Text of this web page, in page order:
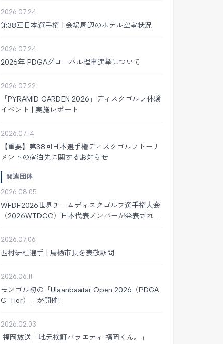
2026.07.24
第38回日本選手権 | 会場周辺のホテル空室状況
2026.07.24
2026年 PDGAグローバル理事選挙について
2026.07.22
「PYRAMID GARDEN 2026」ディスクゴルフ体験
イベント | 実施レポート
2026.07.14
【重要】第38回日本選手権ディスクゴルフトーナ
メントの宿泊先に関するお知らせ
関連団体
2026.08.05
WFDF2026世界チームディスクゴルフ選手権大会
（2026WTDGC）日本代表メンバーが発表されま
2026.07.06
西村研杜選手 | 鳥栖市長を表敬訪問
2026.06.11
モンゴル初の「Ulaanbaatar Open 2026（PDGA
C-Tier）」が開催!
2026.02.03
福岡放送「地元検証バラエティ 福岡くん。」